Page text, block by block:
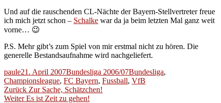
Und auf die rauschenden CL-Nächte der Bayern-Stellvertreter freue
ich mich jetzt schon – Schalke war da ja beim letzten Mal ganz weit
vorne… 😉
P.S. Mehr gibt’s zum Spiel von mir erstmal nicht zu hören. Die
generelle Bestandsaufnahme wird nachgeliefert.
Autor
pauleVeröffentlicht
am
21. April 2007Kategorien
Bundesliga 2006/07Schlagwörter
Bundesliga,
Championsleague, FC Bayern, Fussball, VfB
Beitragsnavigation
Zurück Vorheriger
Beitrag:
Zur Sache, Schätzchen!
Weiter Nächster
Es ist Zeit zu gehen!